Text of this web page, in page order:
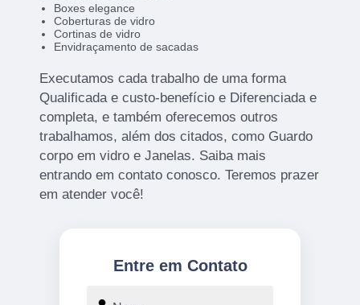
Boxes elegance
Coberturas de vidro
Cortinas de vidro
Envidraçamento de sacadas
Executamos cada trabalho de uma forma
Qualificada e custo-benefício e Diferenciada e
completa, e também oferecemos outros
trabalhamos, além dos citados, como Guardo
corpo em vidro e Janelas. Saiba mais
entrando em contato conosco. Teremos prazer
em atender você!
Entre em Contato